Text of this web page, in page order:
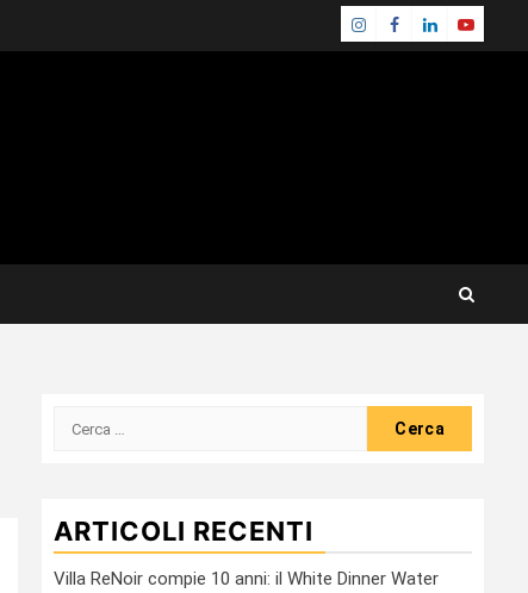
Instagram
Facebook
LinkedinYoutube
Ricerca
ARTICOLI RECENTI
Villa ReNoir compie 10 anni: il White Dinner Water